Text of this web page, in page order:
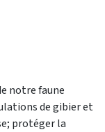
notre faune
de gibier et
protéger la